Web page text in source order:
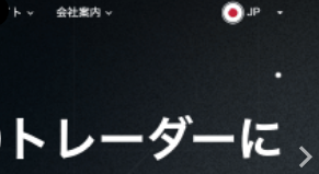
投資